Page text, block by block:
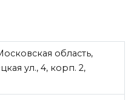
область,
ул., 4, корп. 2,